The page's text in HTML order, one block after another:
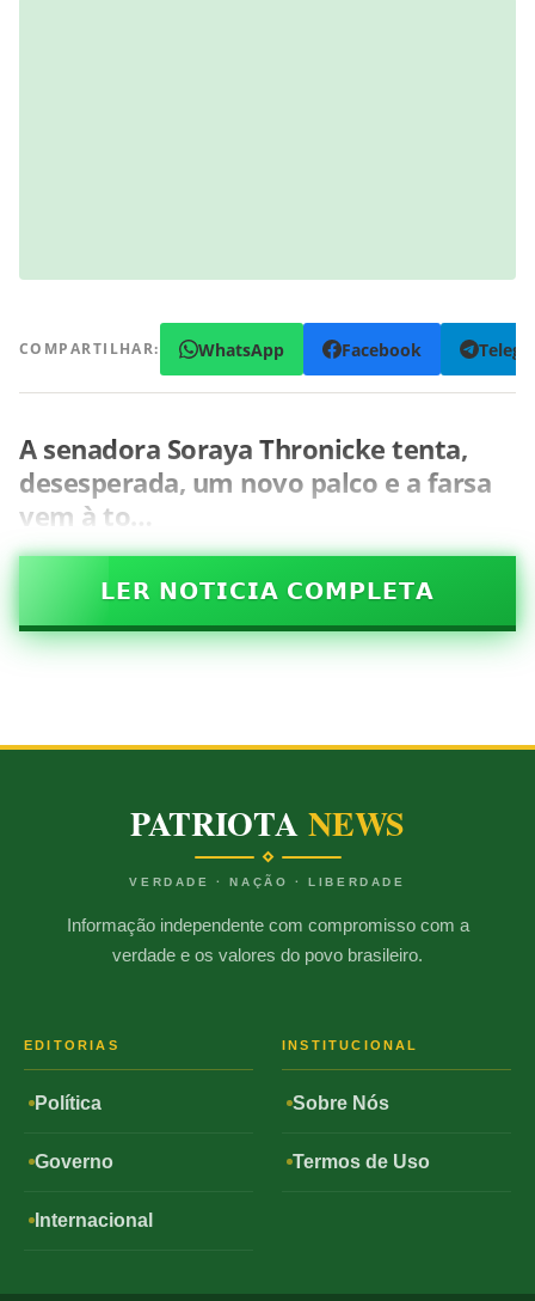
COMPARTILHAR: WhatsApp Facebook
A senadora Soraya Thronicke tenta,
desesperada, um novo palco e a farsa
vem à to…
𝗟𝗘𝗥 𝗡𝗢𝗧𝗜𝗖𝗜𝗔 𝗖𝗢𝗠𝗣𝗟𝗘𝗧𝗔
PATRIOTANEWS
VERDADE · NAÇÃO · LIBERDADE
Informação independente com compromisso com a
verdade e os valores do povo brasileiro.
EDITORIAS
Política
Governo
Internacional
INSTITUCIONAL
Sobre Nós
Termos de Uso